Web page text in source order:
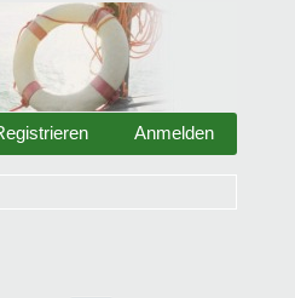
Anmelden